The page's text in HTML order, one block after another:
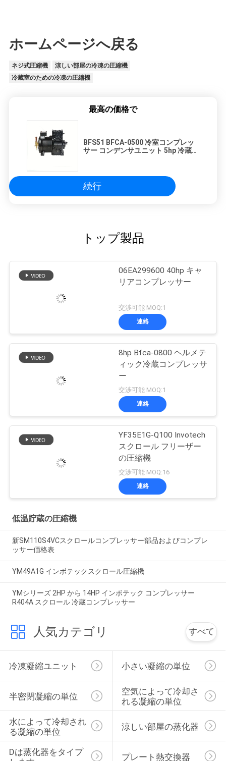
ホームページへ戻る
ネジ式圧縮機
涼しい部屋の冷凍の圧縮機
冷蔵室のための冷凍の圧縮機
最高の価格で
BFS51 BFCA-0500 冷室コンプレッ
サー コンデンサユニット 5hp 冷蔵コ
続行
トップ製品
06EA299600 40hp キャ
リアコンプレッサー
交渉可能 MOQ:1
連絡
8hp Bfca-0800 ヘルメテ
ィック冷蔵コンプレッサ
ー
交渉可能 MOQ:1
連絡
YF35E1G-Q100 Invotech
スクロール フリーザー
の圧縮機
交渉可能 MOQ:16
連絡
低温貯蔵の圧縮機
新SM110S4VCスクロールコンプレッサー部品およびコンプレ
ッサー価格表
YM49A1G インボテックスクロール圧縮機
YMシリーズ 2HP から 14HP インボテック コンプレッサー
R404A スクロール 冷蔵コンプレッサー
人気カテゴリ すべて
冷凍凝縮ユニット 小さい凝縮の単位
半密閉凝縮の単位
空気によって冷却さ
れる凝縮の単位
水によって冷却され
る凝縮の単位
涼しい部屋の蒸化器
Dは蒸化器をタイプ
プレート熱交換器